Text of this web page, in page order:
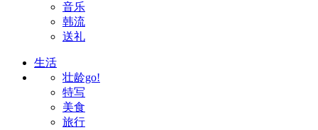
音乐
韩流
送礼
生活
壮龄go!
特写
美食
旅行